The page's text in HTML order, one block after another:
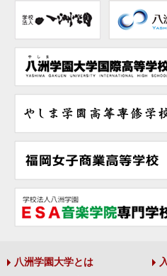
八洲学園大学とは